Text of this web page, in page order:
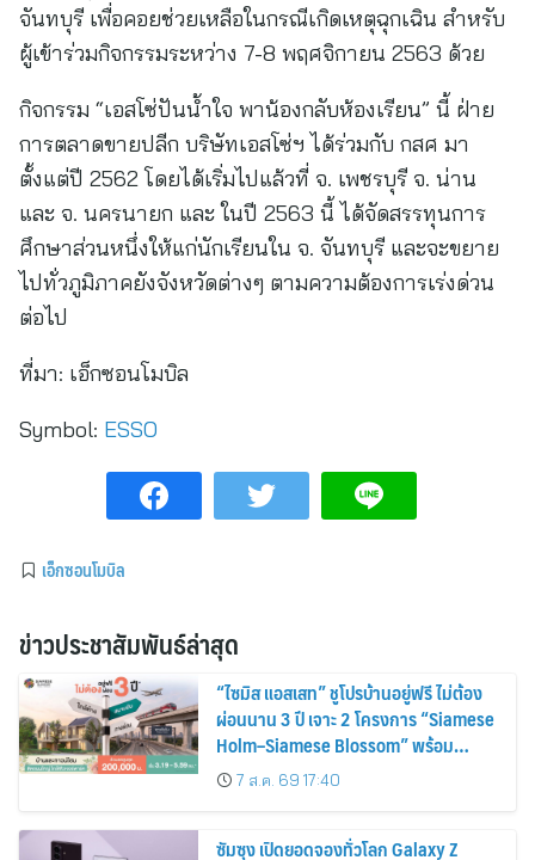
จันทบุรี เพื่อคอยช่วยเหลือในกรณีเกิดเหตุฉุกเฉิน สำหรับ
ผู้เข้าร่วมกิจกรรมระหว่าง 7-8 พฤศจิกายน 2563 ด้วย
กิจกรรม “เอสโซ่ปันน้ำใจ พาน้องกลับห้องเรียน” นี้ ฝ่าย
การตลาดขายปลีก บริษัทเอสโซ่ฯ ได้ร่วมกับ กสศ มา
ตั้งแต่ปี 2562 โดยได้เริ่มไปแล้วที่ จ. เพชรบุรี จ. น่าน
และ จ. นครนายก และ ในปี 2563 นี้ ได้จัดสรรทุนการ
ศึกษาส่วนหนึ่งให้แก่นักเรียนใน จ. จันทบุรี และจะขยาย
ไปทั่วภูมิภาคยังจังหวัดต่างๆ ตามความต้องการเร่งด่วน
ต่อไป
ที่มา: เอ็กซอนโมบิล
Symbol: ESSO
เอ็กซอนโมบิล
ข่าวประชาสัมพันธ์ล่าสุด
“ไซมิส แอสเสท” ชูโปรบ้านอยู่ฟรี ไม่ต้อง
ผ่อนนาน 3 ปี เจาะ 2 โครงการ “Siamese
Holm–Siamese Blossom” พร้อม
ส่วนลดและสิทธิพิเศษถึง 31 สิงหาคม
2569
7 ส.ค. 69 17:40
ซัมซุง เปิดยอดจองทั่วโลก Galaxy Z